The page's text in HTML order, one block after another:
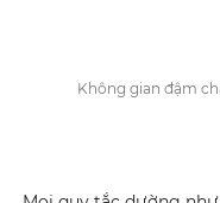
Không gian đậm